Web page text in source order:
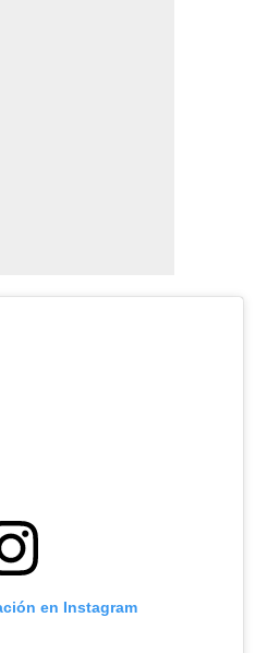
en Instagram